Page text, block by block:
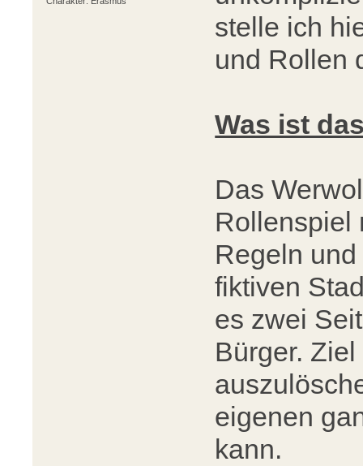
stelle ich
und Rollen
Was ist
Das
Rollenspiel
Regeln
fiktiven
es zwei
Bürger.
eigenen
kann.